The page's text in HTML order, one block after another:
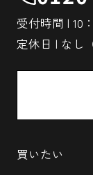
受付時間 | 10
定休日 | なし
買いたい